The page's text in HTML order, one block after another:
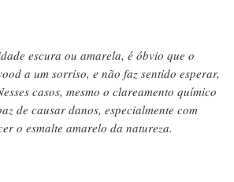
escura ou amarela, é óbvio que o
a um sorriso, e não faz sentido esperar,
casos, mesmo o clareamento químico
de causar danos, especialmente com
o esmalte amarelo da natureza.